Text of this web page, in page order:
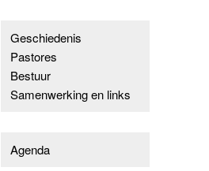
Geschiedenis
Pastores
Bestuur
Samenwerking en links
Agenda